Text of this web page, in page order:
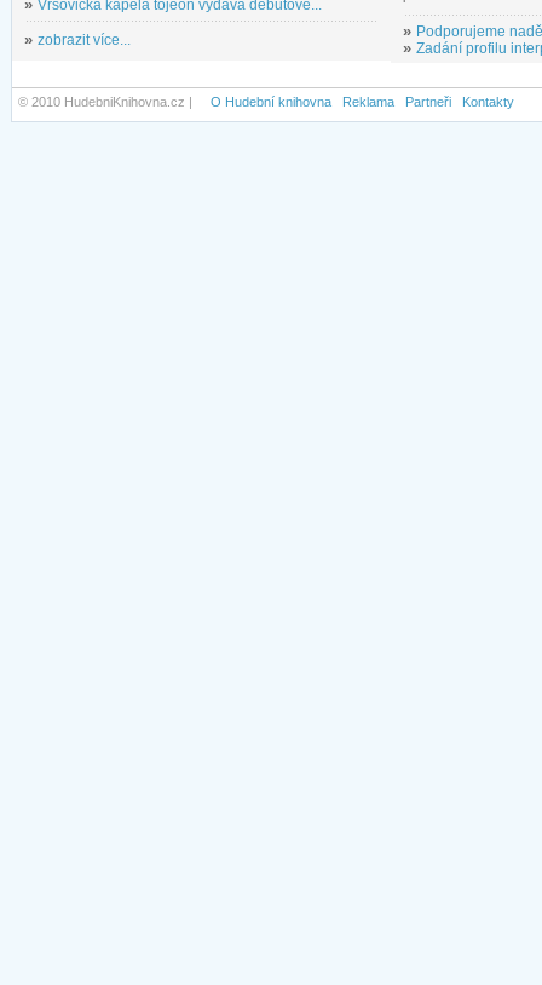
» Vršovická kapela tojeon vydává debutové...
» zobrazit více... » Podporujeme
» Zadání profilu
© 2010 HudebniKnihovna.cz | O Hudební knihovna Reklama Partneři Kontakty